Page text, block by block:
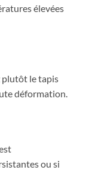
élevées
plutôt le tapis
déformation.
ou si